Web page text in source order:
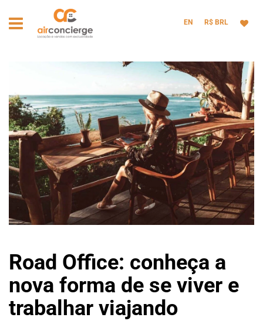
EN R$ BRL
Road Office: conheça a
nova forma de se viver e
trabalhar viajando